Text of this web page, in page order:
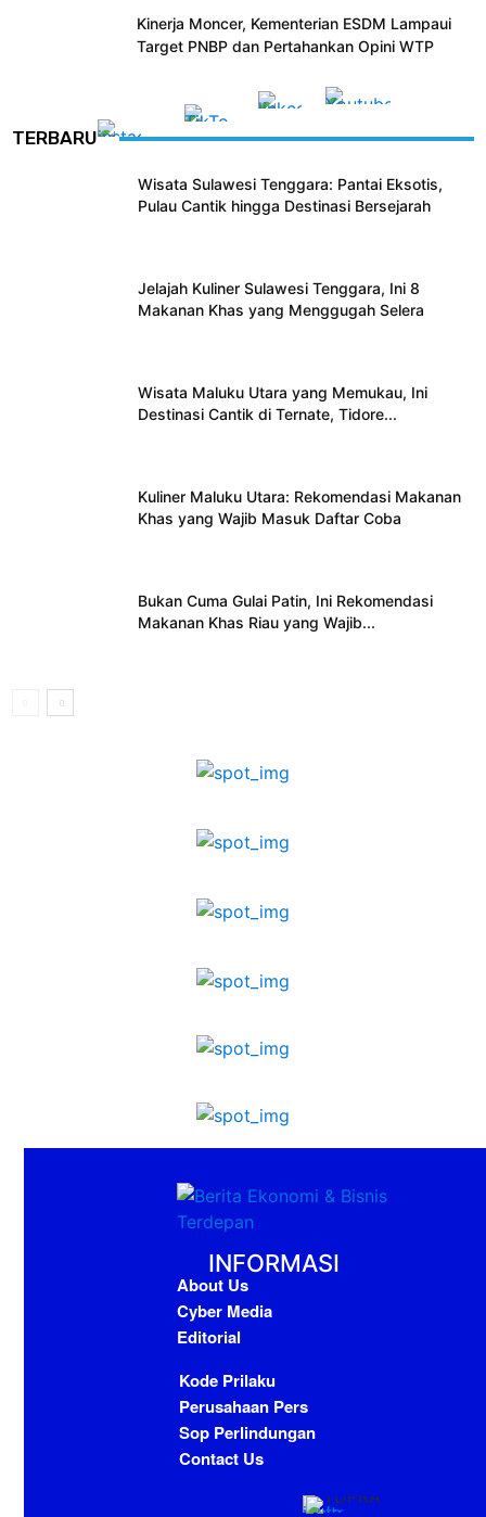
Kinerja Moncer, Kementerian ESDM Lampaui
Target PNBP dan Pertahankan Opini WTP
TERBARU
Wisata Sulawesi Tenggara: Pantai Eksotis,
Pulau Cantik hingga Destinasi Bersejarah
Jelajah Kuliner Sulawesi Tenggara, Ini 8
Makanan Khas yang Menggugah Selera
Wisata Maluku Utara yang Memukau, Ini
Destinasi Cantik di Ternate, Tidore...
Kuliner Maluku Utara: Rekomendasi Makanan
Khas yang Wajib Masuk Daftar Coba
Bukan Cuma Gulai Patin, Ini Rekomendasi
Makanan Khas Riau yang Wajib...
INFORMASI
About Us
Cyber Media
Editorial
Kode Prilaku
Perusahaan Pers
Sop Perlindungan
Contact Us